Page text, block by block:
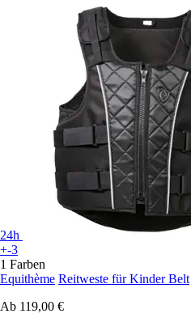
24h
+-3
1 Farben
Equithème Reitweste für Kinder Belt
Ab 119,00 €